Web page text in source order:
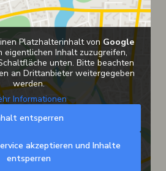
Platzhalterinhalt von Google
eigentlichen Inhalt zuzugreifen,
unten. Bitte beachten
an Drittanbieter weitergegeben
werden.
Informationen
entsperren
akzeptieren und Inhalte
entsperren